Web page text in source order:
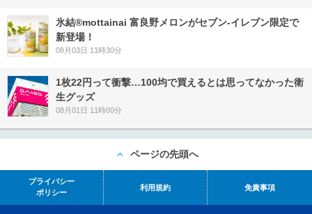
氷結®mottainai 富良野メロンがセブン‐イレブン限定で
新登場！
08月03日 11時30分
1枚22円って衝撃…100均で買えるとは思ってなかった衛
生グッズ
08月01日 11時00分
ページの先頭へ
プライバシー
ポリシー
利用規約 免責事項